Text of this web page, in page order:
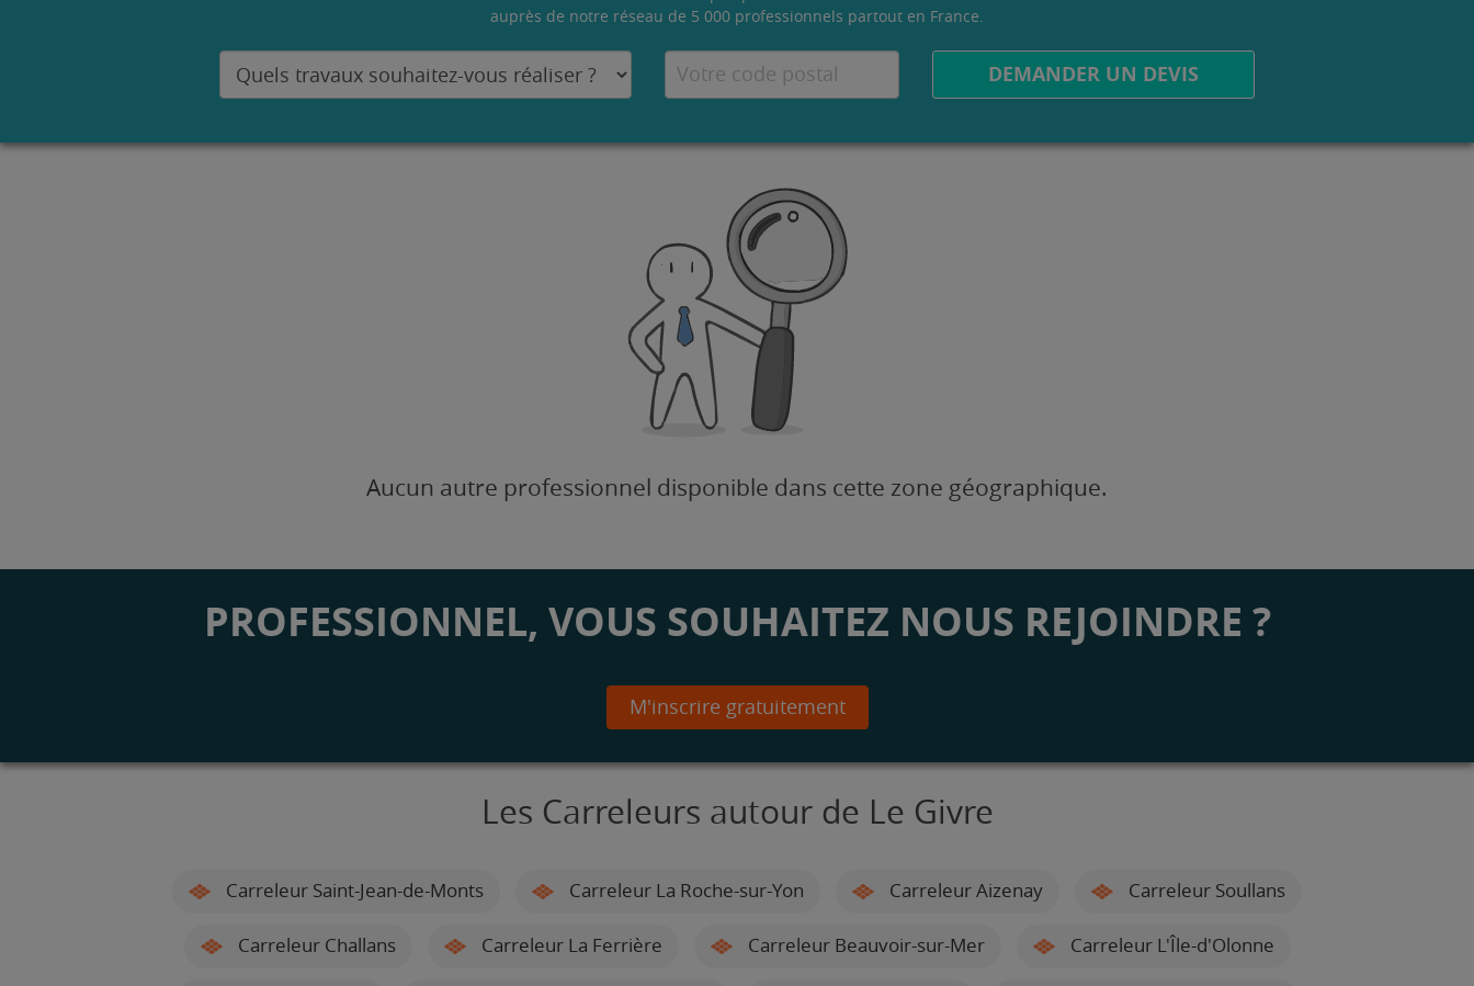
auprès de notre réseau de 5 000 professionnels partout en France.
DEMANDER UN DEVIS
Aucun autre professionnel disponible dans cette zone géographique.
PROFESSIONNEL, VOUS SOUHAITEZ NOUS REJOINDRE ?
M'inscrire gratuitement
Les Carreleurs autour de Le Givre
Carreleur Saint-Jean-de-Monts Carreleur La Roche-sur-Yon Carreleur Aizenay Carreleur Soullans
Carreleur Challans Carreleur La Ferrière Carreleur Beauvoir-sur-Mer Carreleur L'Île-d'Olonne